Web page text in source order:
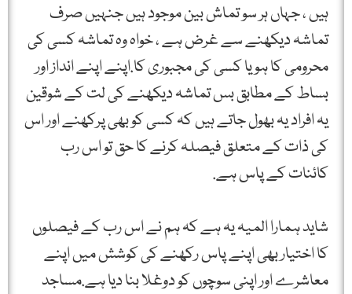
ہیں ، جہاں ہر سو تماش بین موجود ہیں جنہیں صرف
تماشہ دیکھنے سے غرض ہے ، خواہ وہ تماشہ کسی کی
محرومی کا ہو یا کسی کی مجبوری کا.اپنے اپنے انداز اور
بساط کے مطابق بس تماشہ دیکھنے کی لت کے شوقین
یہ افراد یہ بھول جاتے ہیں کہ کسی کو بھی پرکھنے اور اس
کی ذات کے متعلق فیصلہ کرنے کا حق تو اس رب
کائنات کے پاس ہے.
شاید ہمارا المیہ یہ ہے کہ ہم نے اس رب کے فیصلوں
کا اختیار بھی اپنے پاس رکھنے کی کوشش میں اپنے
معاشرے اور اپنی سوچوں کو دوغلا بنا دیا ہے.مساجد